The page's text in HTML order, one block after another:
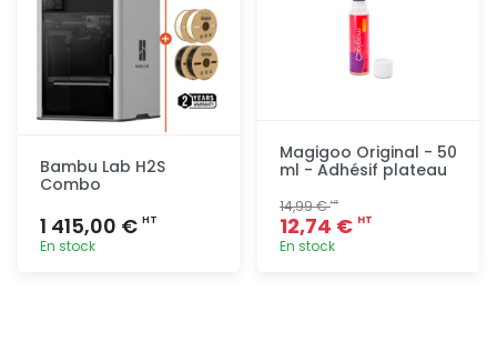
Bambu Lab H2S
Combo
1 415,00 € HT
En stock
Magigoo Original - 50
ml - Adhésif plateau
14,99 €HT
12,74 € HT
En stock